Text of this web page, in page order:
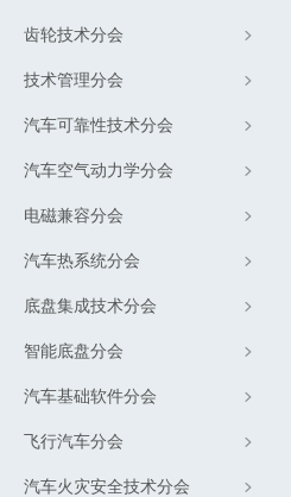
齿轮技术分会
技术管理分会
汽车可靠性技术分会
汽车空气动力学分会
电磁兼容分会
汽车热系统分会
底盘集成技术分会
智能底盘分会
汽车基础软件分会
飞行汽车分会
汽车火灾安全技术分会